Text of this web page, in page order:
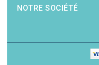
NOTRE SOCIÉTÉ